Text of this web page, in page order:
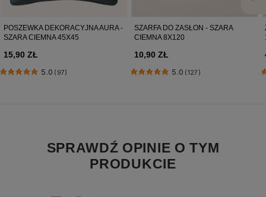
SPRAWDŹ OPINIE O TYM
PRODUKCIE
POSZEWKA DEKORACYJNA AURA -
SZARA CIEMNA 45X45
15,90 ZŁ
5.0 (97)
SZARFA DO ZASŁON - SZARA
CIEMNA 8X120
10,90 ZŁ
5.0 (127)